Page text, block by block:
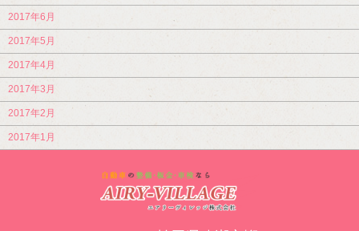
2017年6月
2017年5月
2017年4月
2017年3月
2017年2月
2017年1月